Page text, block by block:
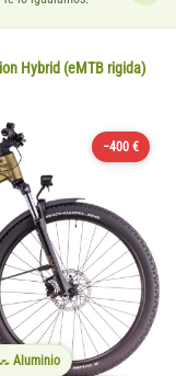
Hybrid (eMTB rigida)
−400 €
Aluminio